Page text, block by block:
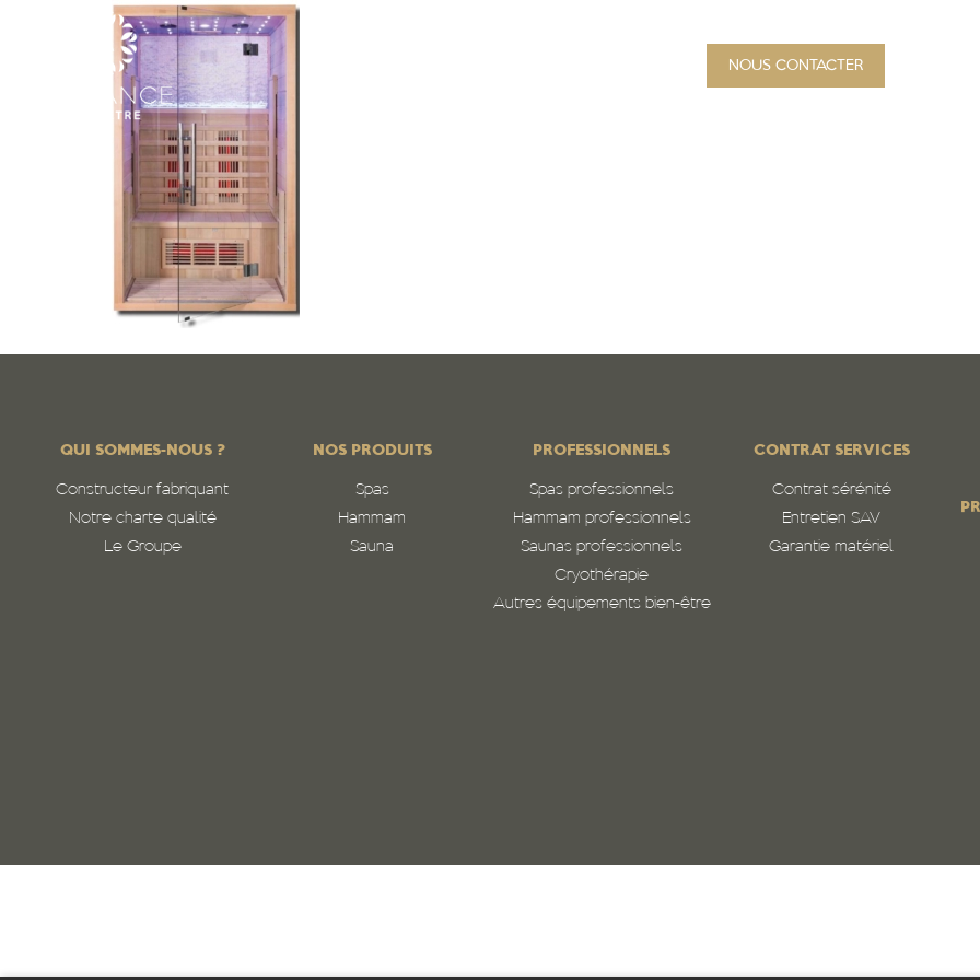
NOUS CONTACTER
QUI SOMMES-NOUS ?
Constructeur fabriquant
Notre charte qualité
Le Groupe
NOS PRODUITS
Spas
Hammam
Sauna
PROFESSIONNELS
Spas professionnels
Hammam professionnels
Saunas professionnels
Cryothérapie
Autres équipements bien-être
CONTRAT SERVICES
Contrat sérénité
Entretien SAV
Garantie matériel